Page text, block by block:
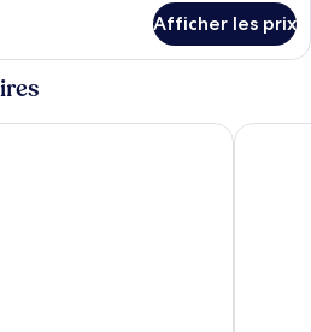
Afficher les prix
L’Hôtel